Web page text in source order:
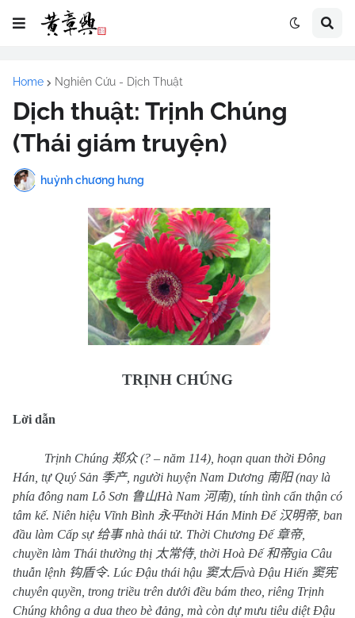
Home Nghiên Cứu - Dịch Thuật
Dịch thuật: Trịnh Chúng
(Thái giám truyện)
huỳnh chương hưng
TRỊNH CHÚNG
Lời dẫn
Trịnh Chúng 郑众 (? – năm 114), hoạn quan thời Đông
Hán, tự Quý Sản 季产, người huyện Nam Dương 南阳(nay là
phía đông nam Lỗ Sơn 鲁山Hà Nam 河南), tính tình cẩn thận có
tâm kế. Niên hiệu Vĩnh Bình 永平thời Hán Minh Đế 汉明帝, ban
đầu làm Cấp sự 给事nhà thái tử. Thời Chương Đế章帝,
chuyền làm Thái thường thị 太常侍, thời Hoà Đế和帝gia Câu
thuẫn lệnh 钩盾令. Lúc Đậu thái hậu 窦太后và Đậu Hiến 窦宪
chuyên quyền, trong triều trên dưới đều bám theo, riêng Trịnh
Chúng không a dua theo bè đảng, mà còn dự mưu tiêu diệt Đậu